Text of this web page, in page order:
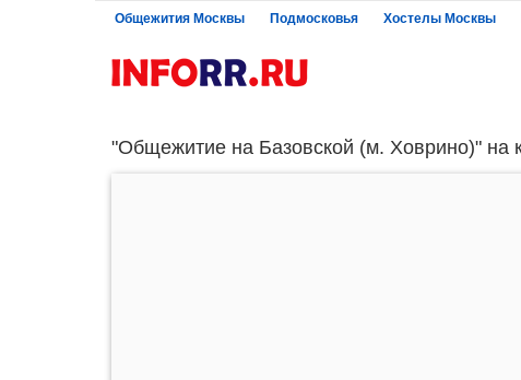
Общежития Москвы Подмосковья Хостелы Москвы
"Общежитие на Базовской (м. Ховрино)" на